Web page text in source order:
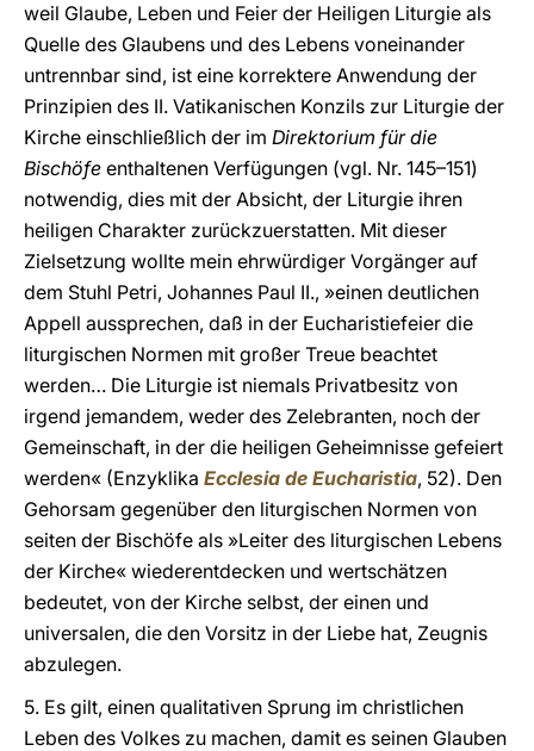
weil Glaube, Leben und Feier der Heiligen Liturgie als
Quelle des Glaubens und des Lebens voneinander
untrennbar sind, ist eine korrektere Anwendung der
Prinzipien des II. Vatikanischen Konzils zur Liturgie der
Kirche einschließlich der im Direktorium für die
Bischöfe enthaltenen Verfügungen (vgl. Nr. 145–151)
notwendig, dies mit der Absicht, der Liturgie ihren
heiligen Charakter zurückzuerstatten. Mit dieser
Zielsetzung wollte mein ehrwürdiger Vorgänger auf
dem Stuhl Petri, Johannes Paul II., »einen deutlichen
Appell aussprechen, daß in der Eucharistiefeier die
liturgischen Normen mit großer Treue beachtet
werden… Die Liturgie ist niemals Privatbesitz von
irgend jemandem, weder des Zelebranten, noch der
Gemeinschaft, in der die heiligen Geheimnisse gefeiert
werden« (Enzyklika Ecclesia de Eucharistia, 52). Den
Gehorsam gegenüber den liturgischen Normen von
seiten der Bischöfe als »Leiter des liturgischen Lebens
der Kirche« wiederentdecken und wertschätzen
bedeutet, von der Kirche selbst, der einen und
universalen, die den Vorsitz in der Liebe hat, Zeugnis
abzulegen.
5. Es gilt, einen qualitativen Sprung im christlichen
Leben des Volkes zu machen, damit es seinen Glauben